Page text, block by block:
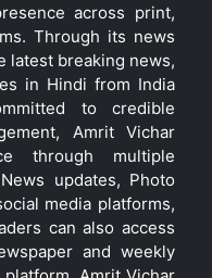
across print,
Through its news
latest breaking news,
in Hindi from India
to credible
Amrit Vichar
through multiple
updates, Photo
media platforms,
can also access
and weekly